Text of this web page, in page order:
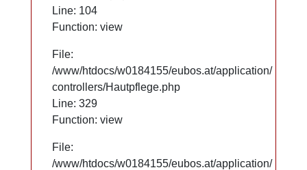
Line: 104
Function: view
File:
/www/htdocs/w0184155/eubos.at/application/
controllers/Hautpflege.php
Line: 329
Function: view
File:
/www/htdocs/w0184155/eubos.at/application/
Line: 104
Function: view
File:
/www/htdocs/w0184155/eubos.at/application/
controllers/Hautpflege.php
Line: 329
Function: view
File:
/www/htdocs/w0184155/eubos.at/application/